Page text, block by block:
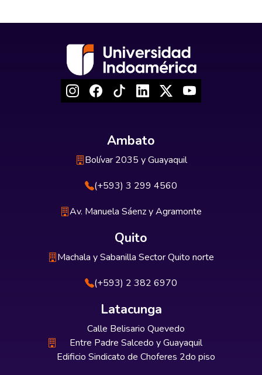
Ambato
Bolívar 2035 y Guayaquil
(+593) 3 299 4560
Av. Manuela Sáenz y Agramonte
Quito
Machala y Sabanilla Sector Quito norte
(+593) 2 382 6970
Latacunga
Calle Belisario Quevedo
Entre Padre Salcedo y Guayaquil
Edificio Sindicato de Choferes 2do piso